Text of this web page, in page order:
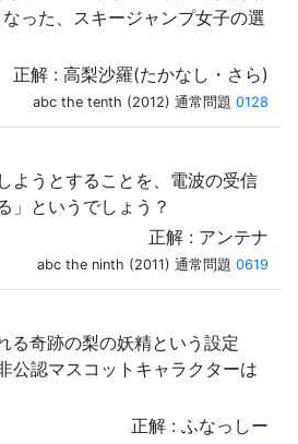
った、スキージャンプ女子の選
正解 : 高梨沙羅(たかなし・さら)
abc the tenth (2012) 通常問題 0128
ようとすることを、電波の受信
」というでしょう？
正解 : アンテナ
abc the ninth (2011) 通常問題 0619
る奇跡の梨の妖精という設定
公認マスコットキャラクターは
正解 : ふなっしー